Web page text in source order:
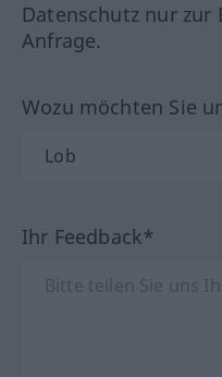
Datenschutz nur
Anfrage.
Wozu möchten Sie
Ihr Feedback*